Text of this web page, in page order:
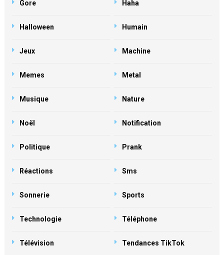
Gore Haha
Halloween Humain
Jeux Machine
Memes Metal
Musique Nature
Noël Notification
Politique Prank
Réactions Sms
Sonnerie Sports
Technologie Téléphone
Télévision Tendances TikTok